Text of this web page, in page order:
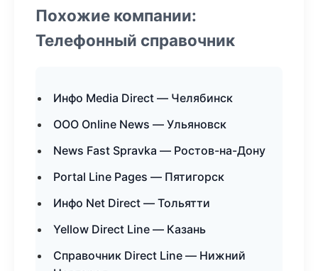
Похожие компании:
Телефонный справочник
Инфо Media Direct — Челябинск
ООО Online News — Ульяновск
News Fast Spravka — Ростов-на-Дону
Portal Line Pages — Пятигорск
Инфо Net Direct — Тольятти
Yellow Direct Line — Казань
Справочник Direct Line — Нижний